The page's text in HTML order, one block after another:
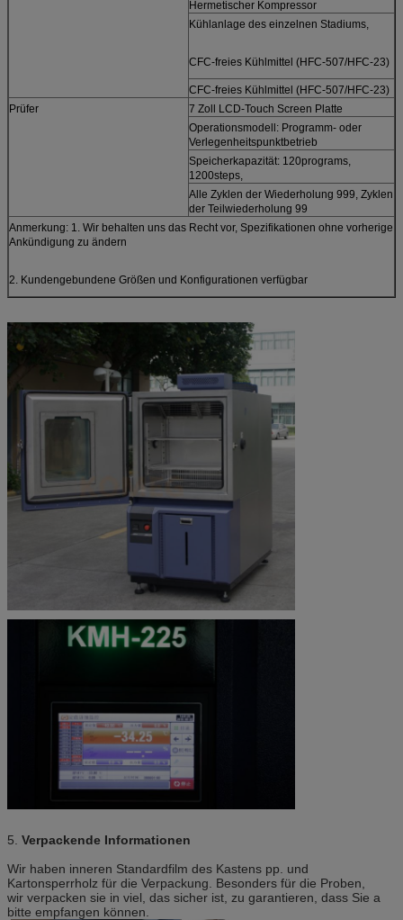
Hermetischer Kompressor
Kühlanlage des einzelnen Stadiums,
CFC-freies Kühlmittel (HFC-507/HFC-23)
CFC-freies Kühlmittel (HFC-507/HFC-23)
Prüfer
7 Zoll LCD-Touch Screen Platte
Operationsmodell: Programm- oder
Verlegenheitspunktbetrieb
Speicherkapazität: 120programs,
1200steps,
Alle Zyklen der Wiederholung 999, Zyklen
der Teilwiederholung 99
Anmerkung: 1. Wir behalten uns das Recht vor, Spezifikationen ohne vorherige
Ankündigung zu ändern
2. Kundengebundene Größen und Konfigurationen verfügbar
5. Verpackende Informationen
Wir haben inneren Standardfilm des Kastens pp. und
Kartonsperrholz für die Verpackung. Besonders für die Proben,
wir verpacken sie in viel, das sicher ist, zu garantieren, dass Sie a
bitte empfangen können.